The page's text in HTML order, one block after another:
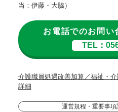
当：伊藤・大脇）
お電話でのお問い
TEL：
介護職員処遇改善加算／福祉・
詳細
運営規程・重要事